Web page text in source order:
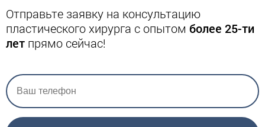
Отправьте заявку на консультацию
пластического хирурга с опытом более 25-ти
лет прямо сейчас!